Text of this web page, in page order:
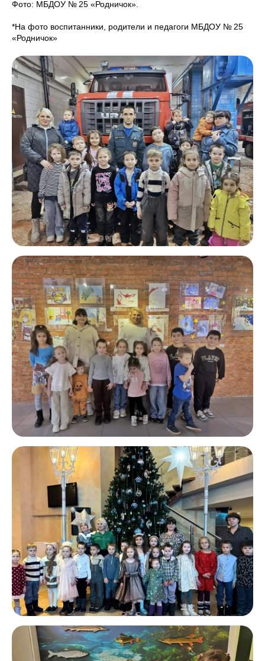
Фото: МБДОУ № 25 «Родничок».
*На фото воспитанники, родители и педагоги МБДОУ № 25
«Родничок»